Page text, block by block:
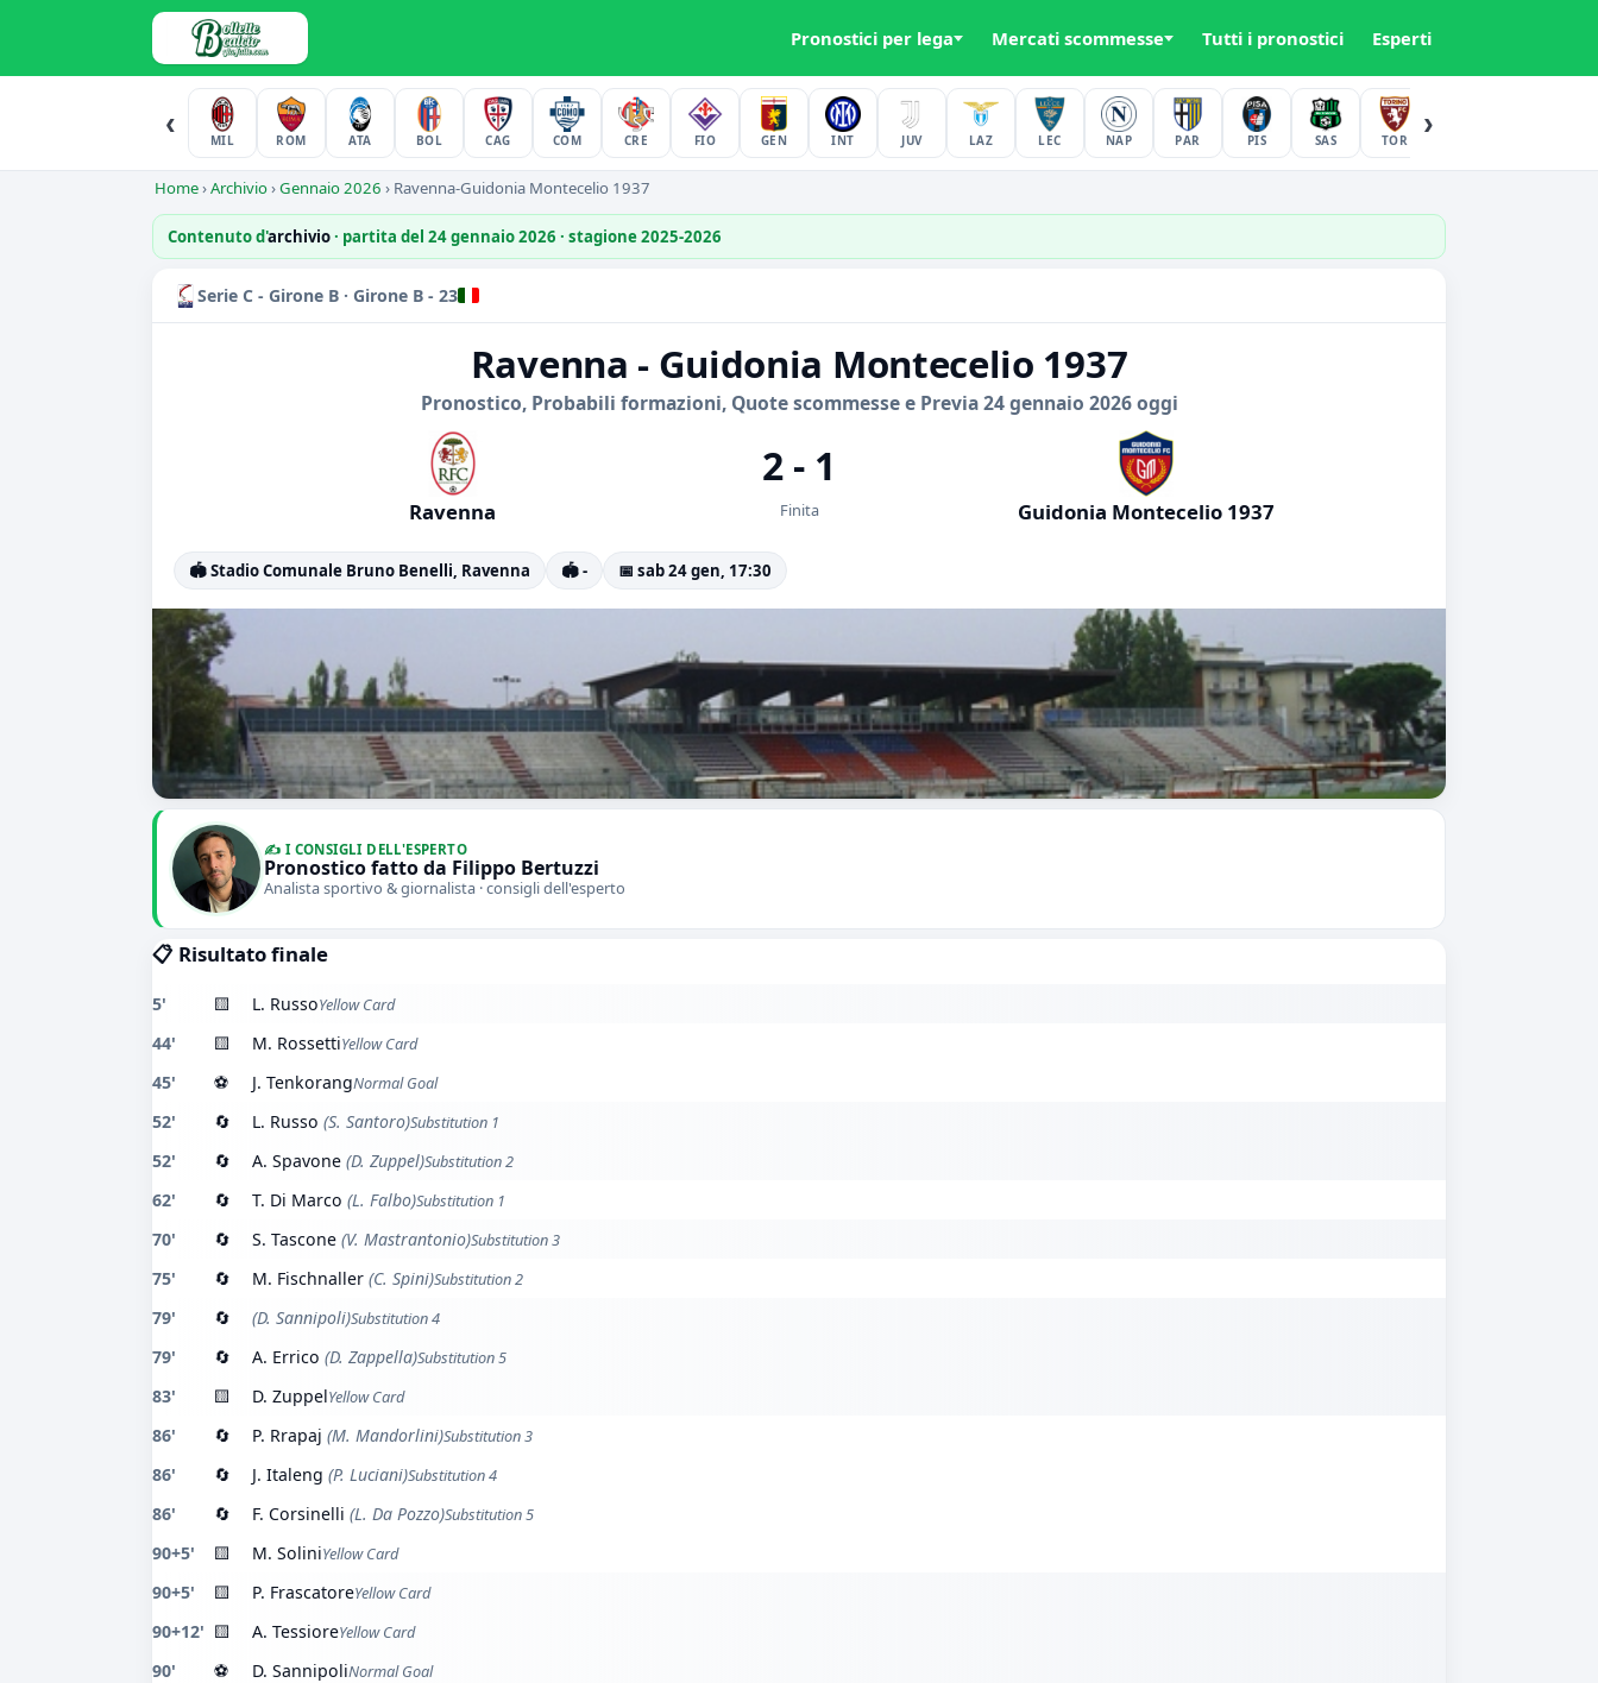
Pronostici per lega Mercati scommesse Tutti i pronostici Esperti
‹
MIL ROM ATA BOL CAG COM CRE FIO GEN INT JUV LAZ LEC NAP PAR PIS SAS TOR
›
Home›Archivio›Gennaio 2026 › Ravenna-Guidonia Montecelio 1937
Contenuto d'archivio· partita del 24 gennaio 2026 · stagione 2025-2026
Serie C - Girone B · Girone B - 23
Ravenna - Guidonia Montecelio 1937
Pronostico, Probabili formazioni, Quote scommesse e Previa 24 gennaio 2026 oggi
Ravenna
2 - 1
Finita Guidonia Montecelio 1937
🏟️ Stadio Comunale Bruno Benelli, Ravenna 🏟️ - 📅 sab 24 gen, 17:30
✍️ I CONSIGLI DELL'ESPERTO
Pronostico fatto da Filippo Bertuzzi
Analista sportivo & giornalista · consigli dell'esperto
📋 Risultato finale
5' 🟨 L. RussoYellow Card
44' 🟨 M. RossettiYellow Card
45' ⚽ J. TenkorangNormal Goal
52' 🔄 L. Russo (S. Santoro)Substitution 1
52' 🔄 A. Spavone (D. Zuppel)Substitution 2
62' 🔄 T. Di Marco (L. Falbo)Substitution 1
70' 🔄 S. Tascone (V. Mastrantonio)Substitution 3
75' 🔄 M. Fischnaller (C. Spini)Substitution 2
79' 🔄 (D. Sannipoli)Substitution 4
79' 🔄 A. Errico (D. Zappella)Substitution 5
83' 🟨 D. ZuppelYellow Card
86' 🔄 P. Rrapaj (M. Mandorlini)Substitution 3
86' 🔄 J. Italeng (P. Luciani)Substitution 4
86' 🔄 F. Corsinelli (L. Da Pozzo)Substitution 5
90+5' 🟨 M. SoliniYellow Card
90+5' 🟨 P. FrascatoreYellow Card
90+12' 🟨 A. TessioreYellow Card
90' ⚽ D. SannipoliNormal Goal